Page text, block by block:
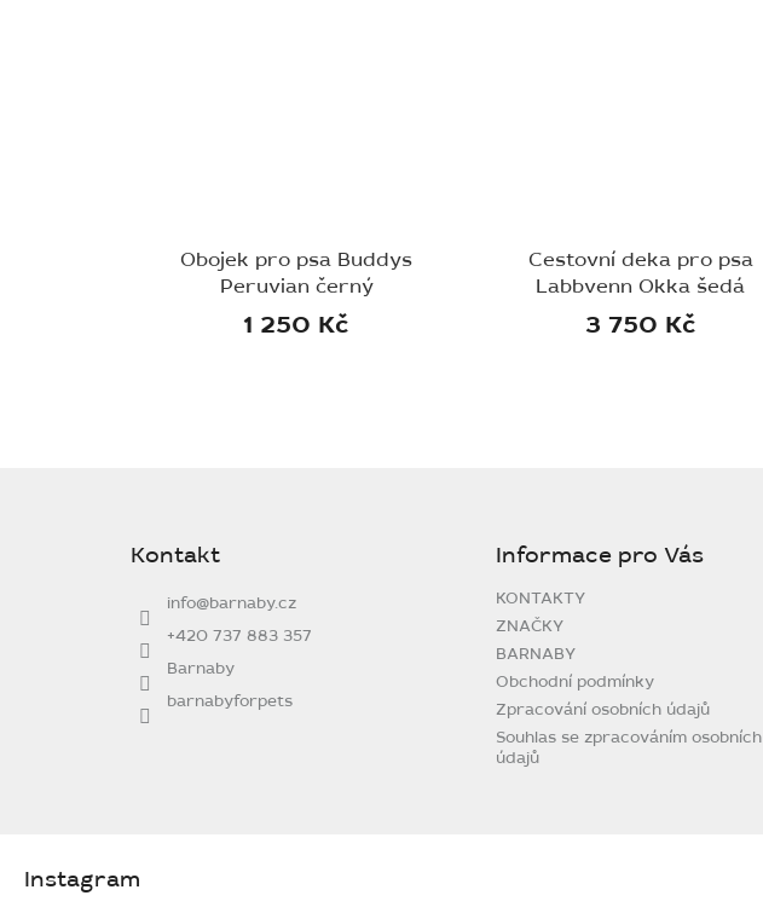
Obojek pro psa Buddys
Peruvian černý
1 250 Kč
Cestovní deka pro psa
Labbvenn Okka šedá
3 750 Kč
Kontakt
info@barnaby.cz
+420 737 883 357
Barnaby
barnabyforpets
Informace pro Vás
KONTAKTY
ZNAČKY
BARNABY
Obchodní podmínky
Zpracování osobních údajů
Souhlas se zpracováním osobních
údajů
Instagram